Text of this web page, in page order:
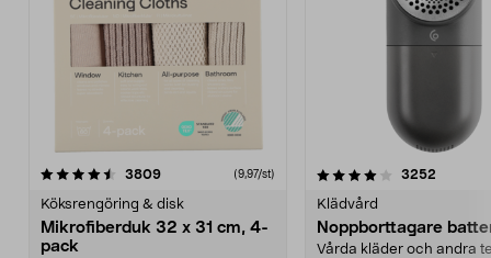
3809recensioner (9,97/st)
Köksrengöring & disk
Mikrofiberduk 32 x 31 cm, 4-
pack
4.0av 5 stjärnor 3252
Klädvård
Noppborttagare
Vårda kläder och andra
4.5av 5 stjärnor